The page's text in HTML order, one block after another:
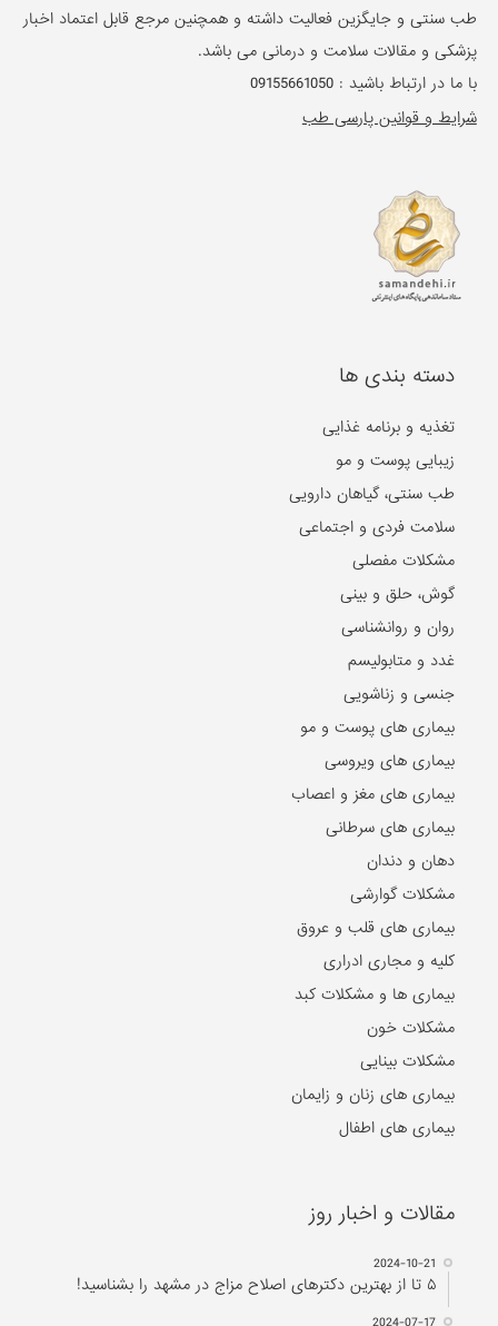
طب سنتی و جایگزین فعالیت داشته و همچنین مرجع قابل اعتماد اخبار
پزشکی و مقالات سلامت و درمانی می باشد.
با ما در ارتباط باشید :09155661050
شرایط و قوانین پارسی طب
دسته بندی ها
تغذیه و برنامه غذایی
زیبایی پوست و مو
طب سنتی، گیاهان دارویی
سلامت فردی و اجتماعی
مشکلات مفصلی
گوش، حلق و بینی
روان و روانشناسی
غدد و متابولیسم
جنسی و زناشویی
بیماری های پوست و مو
بیماری های ویروسی
بیماری های مغز و اعصاب
بیماری های سرطانی
دهان و دندان
مشکلات گوارشی
بیماری های قلب و عروق
کلیه و مجاری ادراری
بیماری ها و مشکلات کبد
مشکلات خون
مشکلات بینایی
بیماری های زنان و زایمان
بیماری های اطفال
مقالات و اخبار روز
2024-10-21
۵ تا از بهترین دکتر‌های اصلاح مزاج در مشهد را بشناسید!